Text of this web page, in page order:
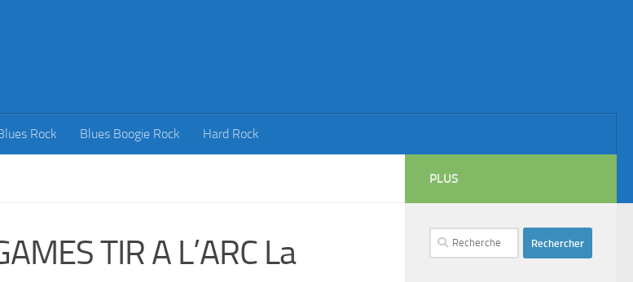
Rock Blues Boogie Rock Hard Rock
TIR A L’ARC La
PLUS
Rechercher :